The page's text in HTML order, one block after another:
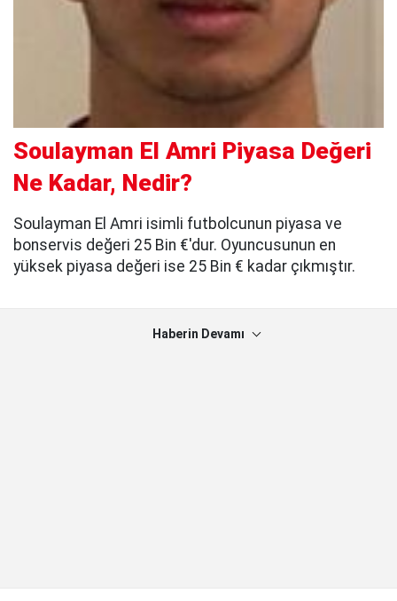
Soulayman El Amri Piyasa Değeri
Ne Kadar, Nedir?
Soulayman El Amri isimli futbolcunun piyasa ve
bonservis değeri 25 Bin €'dur. Oyuncusunun en
yüksek piyasa değeri ise 25 Bin € kadar çıkmıştır.
Haberin Devamı